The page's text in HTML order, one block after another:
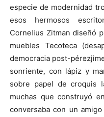
especie de modernidad
esos hermosos
Cornelius Zitman diseñó
muebles Tecoteca
democracia post-
sonriente, con lápiz y
sobre papel de croquis
muchas que construyó
conversaba con un